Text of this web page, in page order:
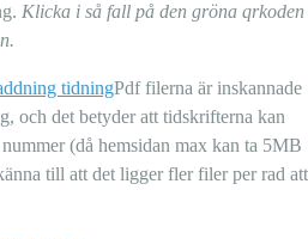
Klicka i så fall på den gröna qrkoden
Pdf filerna är inskannade
och det betyder att tidskrifterna kan
(då hemsidan max kan ta 5MB
till att det ligger fler filer per rad att